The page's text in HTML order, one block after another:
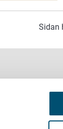
Sidan